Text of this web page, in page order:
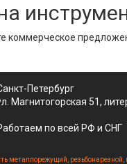
коммерческое
Петербург
Магнитогорская 51,
по всей РФ и СНГ
металлорежущий,